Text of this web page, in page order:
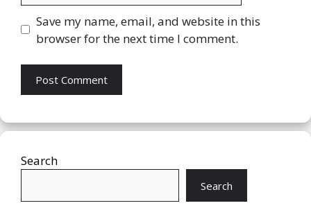
Save my name, email, and website in this
browser for the next time I comment.
Search
Search